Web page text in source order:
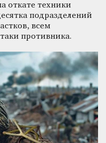
откате техники
подразделений
всем
противника.